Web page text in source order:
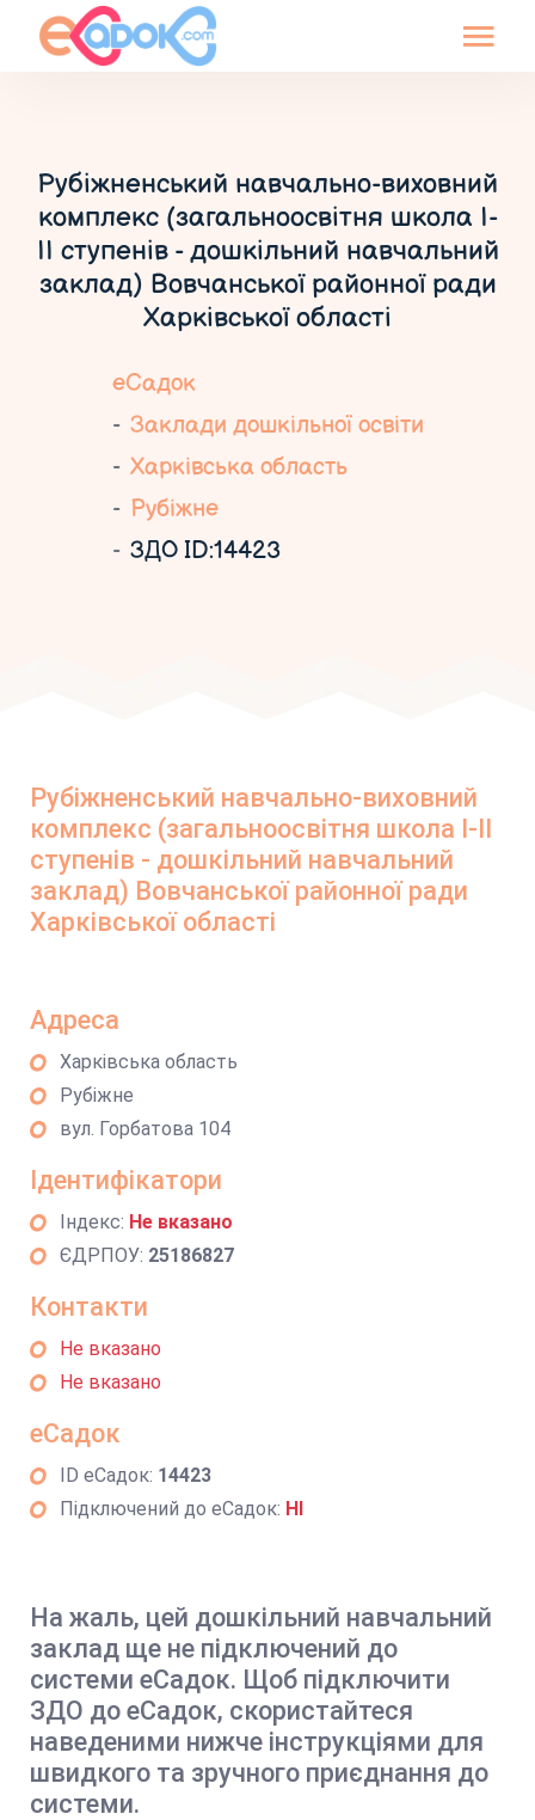
Рубіжненський навчально-виховний
комплекс (загальноосвітня школа І-
ІІ ступенів - дошкільний навчальний
заклад) Вовчанської районної ради
Харківської області
еСадок
Заклади дошкільної освіти
Харківська область
Рубіжне
ЗДО ID:14423
Рубіжненський навчально-виховний
комплекс (загальноосвітня школа І-ІІ
ступенів - дошкільний навчальний
заклад) Вовчанської районної ради
Харківської області
Адреса
Харківська область
Рубіжне
вул. Горбатова 104
Ідентифікатори
Індекс: Не вказано
ЄДРПОУ: 25186827
Контакти
Не вказано
Не вказано
еСадок
ID еСадок: 14423
Підключений до еСадок: НІ
На жаль, цей дошкільний навчальний
заклад ще не підключений до
системи еСадок. Щоб підключити
ЗДО до еСадок, скористайтеся
наведеними нижче інструкціями для
швидкого та зручного приєднання до
системи.